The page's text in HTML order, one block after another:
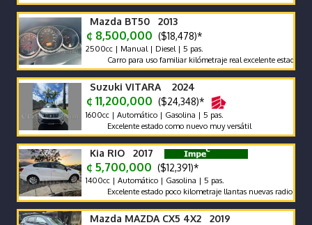
Mazda BT50 2013
¢ 8,500,000 ($18,478)*
2500cc | Manual | Diesel | 5 pas.
Carro para uso familiar kilómetraje real excelente estado
Suzuki VITARA 2024
¢ 11,200,000 ($24,348)*
1600cc | Automático | Gasolina | 5 pas.
Excelente estado como nuevo muy versátil
Kia RIO 2017
¢ 5,700,000 ($12,391)*
1400cc | Automático | Gasolina | 5 pas.
Excelente estado poco kilometraje llantas nuevas radio Android
Mazda MAZDA CX5 4X2 2019